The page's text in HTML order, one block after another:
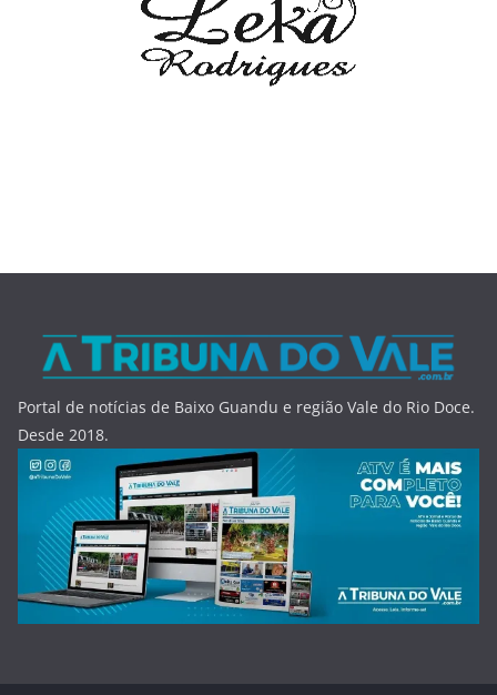
Portal de notícias de Baixo Guandu e região Vale do Rio Doce.
Desde 2018.